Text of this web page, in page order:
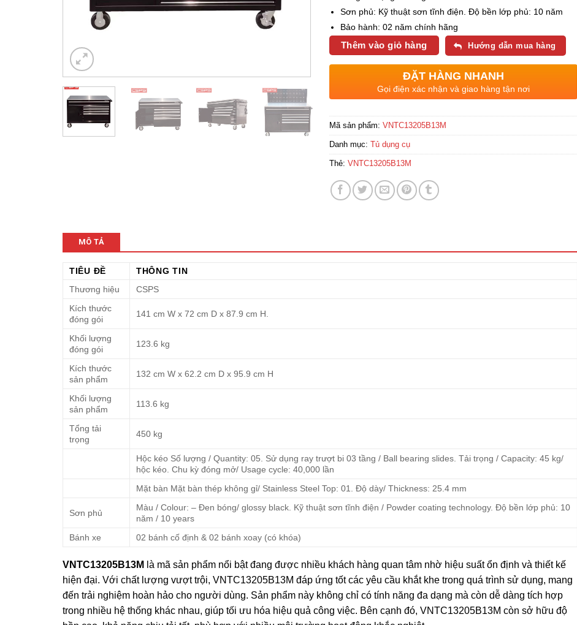
Sơn phủ: Kỹ thuật sơn tĩnh điện. Độ bền lớp phủ: 10 năm
Bảo hành: 02 năm chính hãng
Thêm vào giỏ hàng Hướng dẫn mua hàng
ĐẶT HÀNG NHANH
Gọi điện xác nhận và giao hàng tận nơi
Mã sản phẩm: VNTC13205B13M
Danh mục: Tủ dụng cụ
Thẻ: VNTC13205B13M
MÔ TẢ
TIÊU ĐỀ
THÔNG TIN
Thương hiệu
CSPS
Kích thước
đóng gói
141 cm W x 72 cm D x 87.9 cm H.
Khối lượng
đóng gói
123.6 kg
Kích thước
sản phẩm
132 cm W x 62.2 cm D x 95.9 cm H
Khối lượng
sản phẩm
113.6 kg
Tổng tải
trọng
450 kg
Hộc kéo Số lượng / Quantity: 05. Sử dụng ray trượt bi 03 tầng / Ball bearing slides. Tải trọng / Capacity: 45 kg/
hộc kéo. Chu kỳ đóng mở/ Usage cycle: 40,000 lần
Mặt bàn Mặt bàn thép không gỉ/ Stainless Steel Top: 01. Độ dày/ Thickness: 25.4 mm
Sơn phủ
Màu / Colour: – Đen bóng/ glossy black. Kỹ thuật sơn tĩnh điện / Powder coating technology. Độ bền lớp phủ: 10
năm / 10 years
Bánh xe
02 bánh cố định & 02 bánh xoay (có khóa)
VNTC13205B13M là mã sản phẩm nổi bật đang được nhiều khách hàng quan tâm nhờ hiệu suất ổn định và thiết kế
hiện đại. Với chất lượng vượt trội, VNTC13205B13M đáp ứng tốt các yêu cầu khắt khe trong quá trình sử dụng, mang
đến trải nghiệm hoàn hảo cho người dùng. Sản phẩm này không chỉ có tính năng đa dạng mà còn dễ dàng tích hợp
trong nhiều hệ thống khác nhau, giúp tối ưu hóa hiệu quả công việc. Bên cạnh đó, VNTC13205B13M còn sở hữu độ